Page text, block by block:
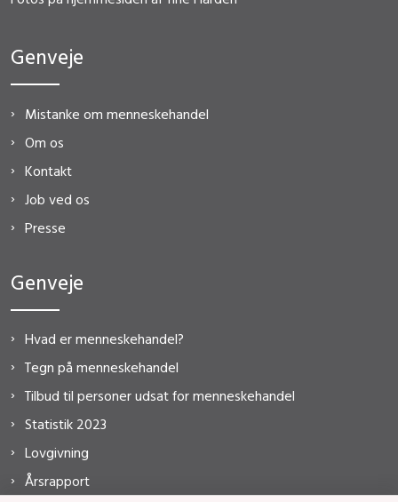
Genveje
Mistanke om menneskehandel
Om os
Kontakt
Job ved os
Presse
Genveje
Hvad er menneskehandel?
Tegn på menneskehandel
Tilbud til personer udsat for menneskehandel
Statistik 2023
Lovgivning
Årsrapport